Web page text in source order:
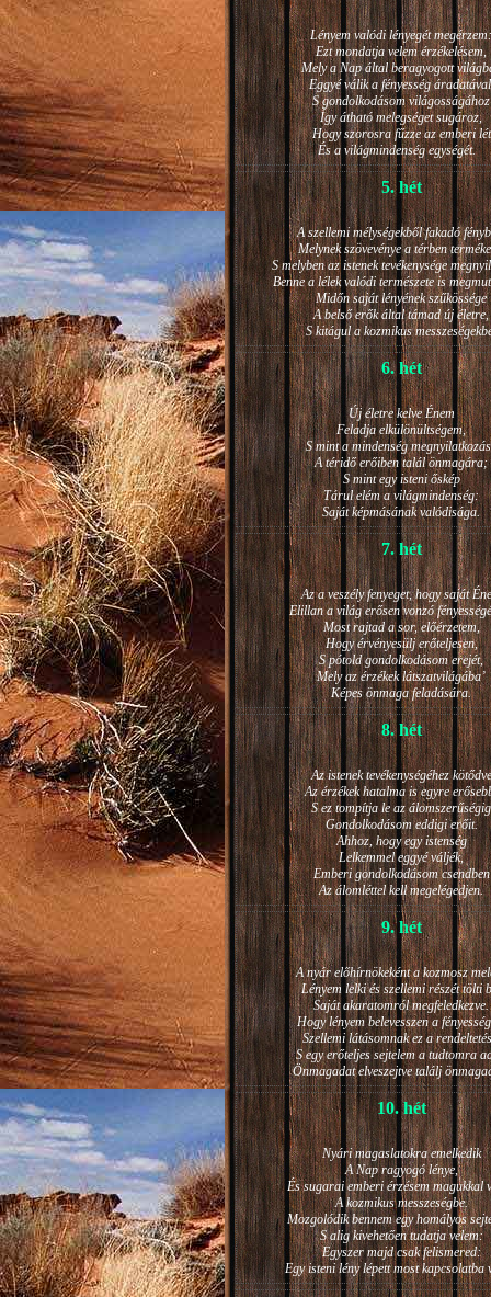
Lényem valódi lényegét megérzem:
Ezt mondatja velem érzékelésem,
Mely a Nap által beragyogott
Eggyé válik a fényesség
S gondolkodásom világosságához
Így átható melegséget sugároz,
Hogy szorosra fűzze az emberi lét
És a világmindenség egységét.
5. hét
A szellemi mélységekből fakadó
Melynek szövevénye a térben
S melyben az istenek tevékenysége
Benne a lélek valódi természete is
Midőn saját lényének szűkössége
A belső erők által támad új életre,
S kitágul a kozmikus
6. hét
Új életre kelve Énem
Feladja elkülönültségem,
S mint a mindenség
A téridő erőiben talál önmagára;
S mint egy isteni őskép
Tárul elém a világmindenség:
Saját képmásának valódisága.
7. hét
Az a veszély fenyeget, hogy saját
Elillan a világ erősen vonzó
Most rajtad a sor, előérzetem,
Hogy érvényesülj erőteljesen,
S pótold gondolkodásom erejét,
Mely az érzékek látszatvilágába’
Képes önmaga feladására.
8. hét
Az istenek tevékenységéhez kötődve
Az érzékek hatalma is egyre
S ez tompítja le az álomszerűségig
Gondolkodásom eddigi erőit.
Ahhoz, hogy egy istenség
Lelkemmel eggyé váljék,
Emberi gondolkodásom csendben
Az álomléttel kell megelégedjen.
9. hét
A nyár előhírnökeként a kozmosz
Lényem lelki és szellemi részét tölti
Saját akaratomról megfeledkezve.
Hogy lényem belevesszen a
Szellemi látásomnak ez a
S egy erőteljes sejtelem a tudtomra
Önmagadat elveszejtve találj
10. hét
Nyári magaslatokra emelkedik
A Nap ragyogó lénye,
És sugarai emberi érzésem magukkal
A kozmikus messzeségbe.
Mozgolódik bennem egy homályos
S alig kivehetően tudatja velem:
Egyszer majd csak felismered:
Egy isteni lény lépett most kapcsolatba